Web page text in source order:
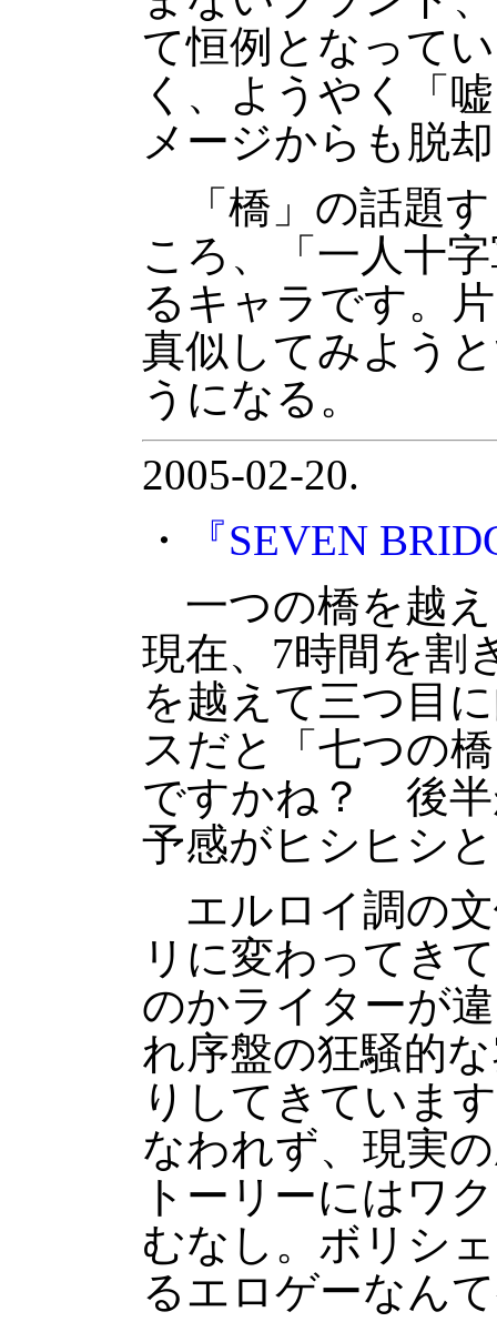
て恒例となって
く、ようやく「
メージからも脱
「橋」の話題
ころ、「一人十
るキャラです。
真似してみよう
うになる。
2005-02-20.
・
『SEVEN
一つの橋を越
現在、7時間を割
を越えて三つ目
スだと「七つの
ですかね？ 後半
予感がヒシヒシ
エルロイ調の
リに変わってき
のかライターが
れ序盤の狂騒的
りしてきていま
なわれず、現実
トーリーにはワ
むなし。ボリシ
るエロゲーなん